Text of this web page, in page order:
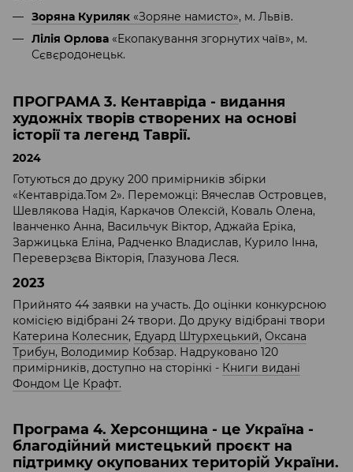
Зоряна Куриляк «Зоряне намисто», м. Львів.
Лілія Орлова «Екопакування згорнутих чаїв», м.
Сєвєродонецьк.
ПРОГРАМА 3. Кентавріда - видання
художніх творів створених на основі
історії та легенд Таврії.
2024
Готуються до друку 200 примірників збірки
«Кентавріда.Том 2». Переможці: Вячеслав Островцев,
Шевлякова Надія, Каркачов Олексій, Коваль Олена,
Іванченко Анна, Васильчук Віктор, Аджайа Еріка,
Заржицька Еліна, Радченко Владислав, Курило Інна,
Переверзєва Вікторія, Глазунова Леся.
2023
Прийнято 44 заявки на участь. До оцінки конкурсною
комісією відібрані 24 твори. До друку відібрані твори
Катерина Колесник, Едуард Штурхецький, Оксана
Трибун, Володимир Кобзар. Надруковано 120
примірників, доступно на сторінкі - Книги видані
Фондом Це Крафт.
Програма 4. Херсонщина - це Україна -
благодійний мистецький проєкт на
підтримку окупованих територій України.